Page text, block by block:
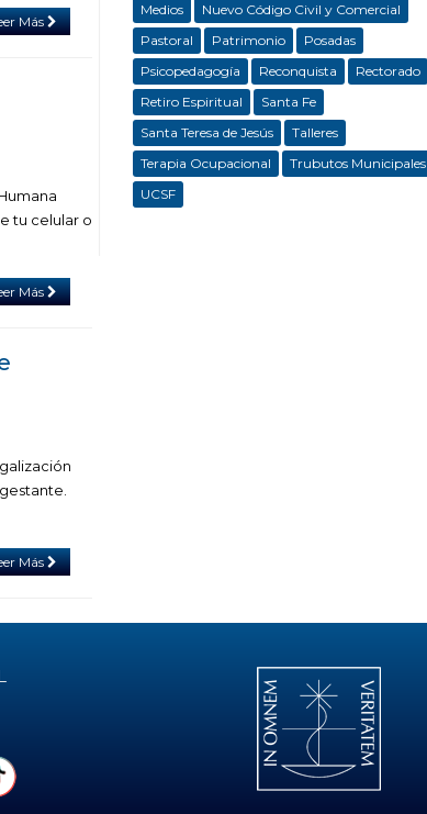
Más
tu celular o
Más
Más
Medios
Nuevo Código Civil y Comercial
Pastoral
Patrimonio
Posadas
Psicopedagogía
Reconquista
Rectorado
Retiro Espiritual
Santa Fe
Santa Teresa de Jesús
Talleres
Terapia Ocupacional
Trubutos Municipales
UCSF